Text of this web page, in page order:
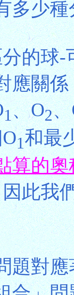
多少
的球-
應關
1、O2
1和最
算的
此我
題對